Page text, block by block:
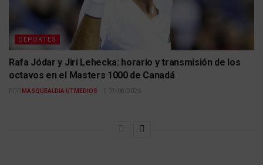
DEPORTES
Rafa Jódar y Jiri Lehecka: horario y transmisión de los
octavos en el Masters 1000 de Canadá
POR MASQUEALDIA UTMEDIOS 07/08/2026